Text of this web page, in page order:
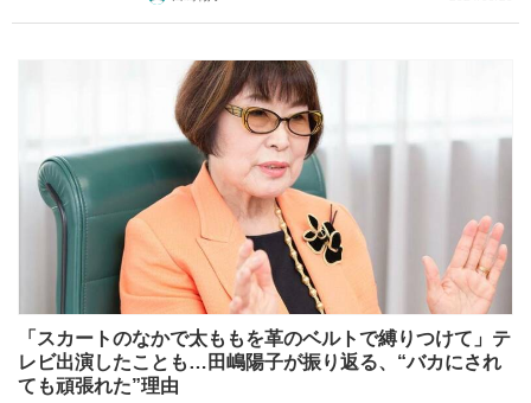
「スカートのなかで太ももを革のベルトで縛りつけて」テ
レビ出演したことも…田嶋陽子が振り返る、“バカにされ
ても頑張れた”理由